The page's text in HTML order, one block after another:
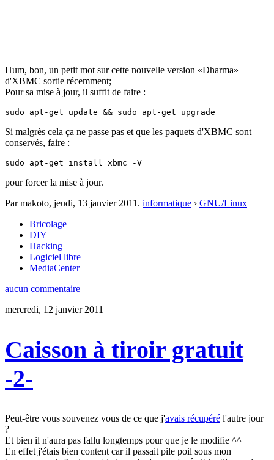
Hum, bon, un petit mot sur cette nouvelle version «Dharma»
d'XBMC sortie récemment;
Pour sa mise à jour, il suffit de faire :
sudo apt-get update && sudo apt-get upgrade
Si malgrès cela ça ne passe pas et que les paquets d'XBMC sont
conservés, faire :
sudo apt-get install xbmc -V
pour forcer la mise à jour.
Par makoto, jeudi, 13 janvier 2011 . informatique › GNU/Linux
Bricolage
DIY
Hacking
Logiciel libre
MediaCenter
aucun commentaire
mercredi, 12 janvier 2011
Caisson à tiroir gratuit
-2-
Peut-être vous souvenez vous de ce que j'avais récupéré l'autre jour
?
Et bien il n'aura pas fallu longtemps pour que je le modifie ^^
En effet j'étais bien content car il passait pile poil sous mon